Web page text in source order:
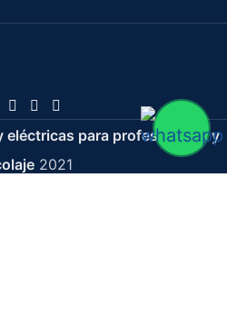
eléctricas para profesionales y
2021